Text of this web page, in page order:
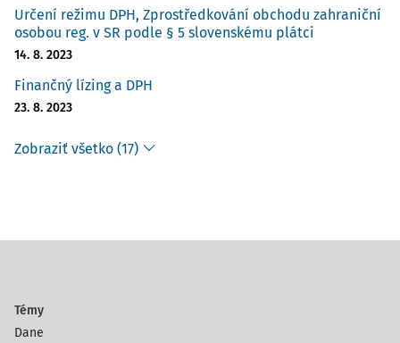
Určení režimu DPH, Zprostředkování obchodu zahraniční
osobou reg. v SR podle § 5 slovenskému plátci
14. 8. 2023
Finančný lízing a DPH
23. 8. 2023
Zobraziť všetko (17)
Témy
Dane